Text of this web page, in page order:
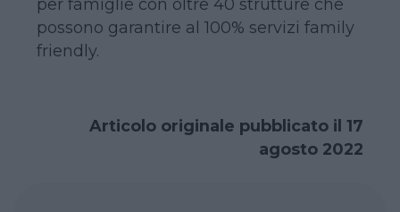
per famiglie con oltre 40 strutture che
possono garantire al 100% servizi family
friendly.
Articolo originale pubblicato il 17
agosto 2022